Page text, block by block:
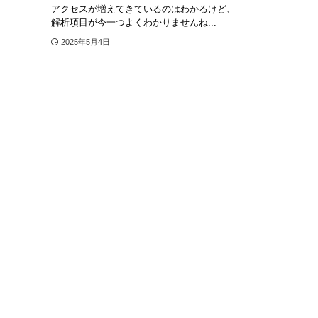
アクセスが増えてきているのはわかるけど、
解析項目が今一つよくわかりませんね...
2025年5月4日